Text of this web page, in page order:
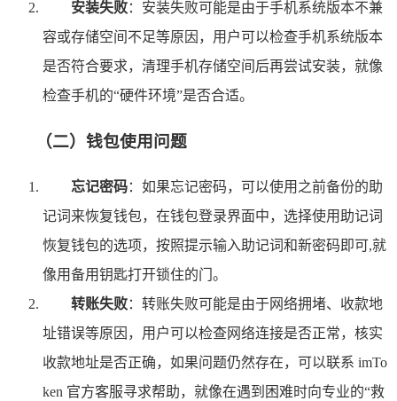
安装失败：安装失败可能是由于手机系统版本不兼
容或存储空间不足等原因，用户可以检查手机系统版本
是否符合要求，清理手机存储空间后再尝试安装，就像
检查手机的“硬件环境”是否合适。
（二）钱包使用问题
忘记密码：如果忘记密码，可以使用之前备份的助
记词来恢复钱包，在钱包登录界面中，选择使用助记词
恢复钱包的选项，按照提示输入助记词和新密码即可,就
像用备用钥匙打开锁住的门。
转账失败：转账失败可能是由于网络拥堵、收款地
址错误等原因，用户可以检查网络连接是否正常，核实
收款地址是否正确，如果问题仍然存在，可以联系 imTo
ken 官方客服寻求帮助，就像在遇到困难时向专业的“救